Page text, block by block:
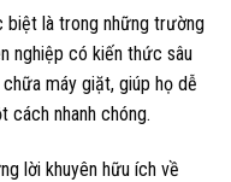
biệt là trong những trường
nghiệp có kiến thức sâu
máy giặt, giúp họ dễ
cách nhanh chóng.
lời khuyên hữu ích về